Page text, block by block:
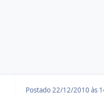
Postado22/12/2010 às